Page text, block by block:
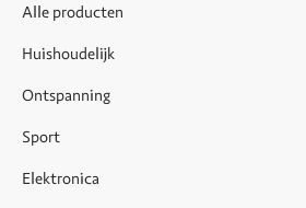
Alle producten
Huishoudelijk
Ontspanning
Sport
Elektronica